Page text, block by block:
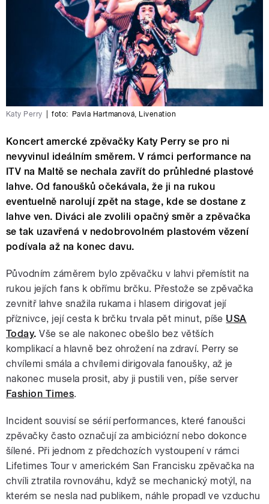
Katy Perry foto: Pavla Hartmanová, Livenation
Koncert amercké zpěvačky Katy Perry se pro ni
nevyvinul ideálním směrem. V rámci performance na
ITV na Maltě se nechala zavřít do průhledné plastové
lahve. Od fanoušků očekávala, že ji na rukou
eventuelně narolují zpět na stage, kde se dostane z
lahve ven. Diváci ale zvolili opačný směr a zpěvačka
se tak uzavřená v nedobrovolném plastovém vězení
podívala až na konec davu.
Původním záměrem bylo zpěvačku v lahvi přemístit na
rukou jejích fans k obřímu brčku. Přestože se zpěvačka
zevnitř lahve snažila rukama i hlasem dirigovat její
příznivce, její cesta k brčku trvala pět minut, píše USA
Today. Vše se ale nakonec obešlo bez větších
komplikací a hlavně bez ohrožení na zdraví. Perry se
chvílemi smála a chvílemi dirigovala fanoušky, až je
nakonec musela prosit, aby ji pustili ven, píše server
Fashion Times.
Incident souvisí se sérií performances, které fanoušci
zpěvačky často označují za ambiciózní nebo dokonce
šílené. Při jednom z předchozích vystoupení v rámci
Lifetimes Tour v americkém San Francisku zpěvačka na
chvíli ztratila rovnováhu, když se mechanický motýl, na
kterém se nesla nad publikem, náhle propadl ve vzduchu